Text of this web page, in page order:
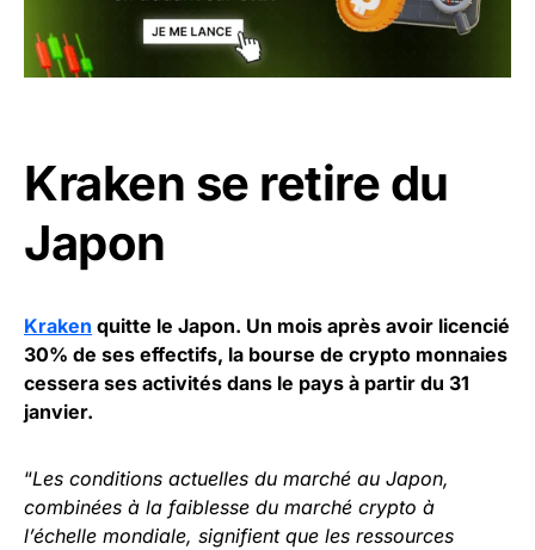
Kraken se retire du
Japon
Kraken quitte le Japon. Un mois après avoir licencié
30% de ses effectifs, la bourse de crypto monnaies
cessera ses activités dans le pays à partir du 31
janvier.
“Les conditions actuelles du marché au Japon,
combinées à la faiblesse du marché crypto à
l’échelle mondiale, signifient que les ressources